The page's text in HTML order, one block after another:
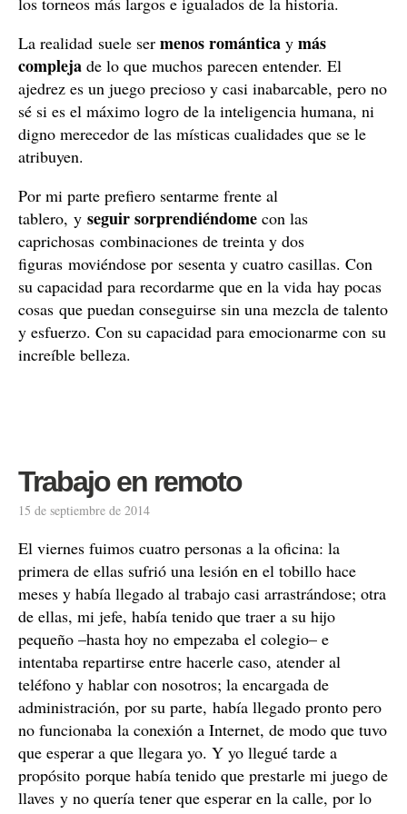
La realidad suele ser menos romántica y más
compleja de lo que muchos parecen entender. El
ajedrez es un juego precioso y casi inabarcable, pero no
sé si es el máximo logro de la inteligencia humana, ni
digno merecedor de las místicas cualidades que se le
atribuyen.
Por mi parte prefiero sentarme frente al
tablero, y seguir sorprendiéndome con las
caprichosas combinaciones de treinta y dos
figuras moviéndose por sesenta y cuatro casillas. Con
su capacidad para recordarme que en la vida hay pocas
cosas que puedan conseguirse sin una mezcla de talento
y esfuerzo. Con su capacidad para emocionarme con su
increíble belleza.
Trabajo en remoto
15 de septiembre de 2014
El viernes fuimos cuatro personas a la oficina: la
primera de ellas sufrió una lesión en el tobillo hace
meses y había llegado al trabajo casi arrastrándose; otra
de ellas, mi jefe, había tenido que traer a su hijo
pequeño –hasta hoy no empezaba el colegio– e
intentaba repartirse entre hacerle caso, atender al
teléfono y hablar con nosotros; la encargada de
administración, por su parte, había llegado pronto pero
no funcionaba la conexión a Internet, de modo que tuvo
que esperar a que llegara yo. Y yo llegué tarde a
propósito porque había tenido que prestarle mi juego de
llaves y no quería tener que esperar en la calle, por lo